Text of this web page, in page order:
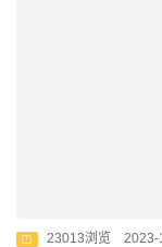
23013浏览 2023-